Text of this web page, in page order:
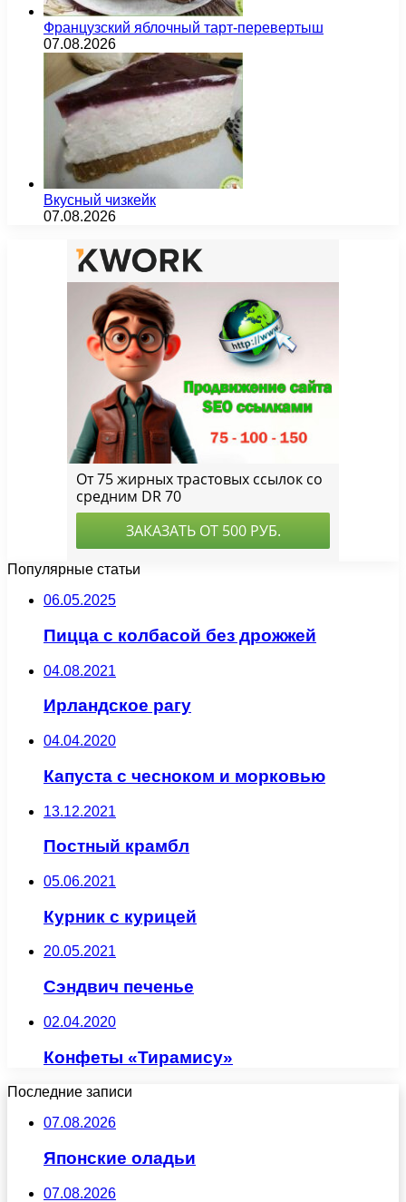
Французский яблочный тарт-перевертыш
07.08.2026
Вкусный чизкейк
07.08.2026
Популярные статьи
06.05.2025
Пицца с колбасой без дрожжей
04.08.2021
Ирландское рагу
04.04.2020
Капуста с чесноком и морковью
13.12.2021
Постный крамбл
05.06.2021
Курник с курицей
20.05.2021
Сэндвич печенье
02.04.2020
Конфеты «Тирамису»
Последние записи
07.08.2026
Японские оладьи
07.08.2026